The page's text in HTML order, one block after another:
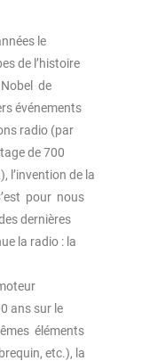
le
de l’histoire
de
événements
radio (par
de 700
l’invention de la
pour nous
dernières
la radio : la
ans sur le
éléments
etc.), la